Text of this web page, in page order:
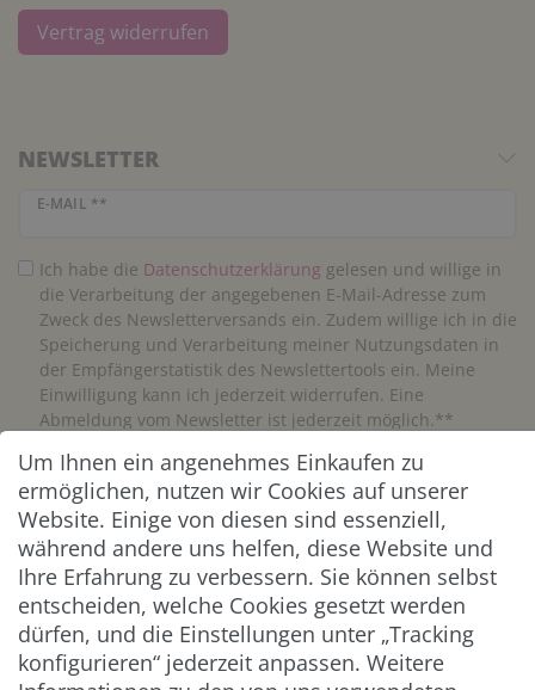
Vertrag widerrufen
NEWSLETTER
E-MAIL **
Newsletter Honig
Ich habe die Daten­schutz­erklärung gelesen und willige in
die Verarbeitung der angegebenen E-Mail-Adresse zum
Zweck des Newsletterversands ein. Zudem willige ich in die
Speicherung und Verarbeitung meiner Nutzungsdaten in
der Empfängerstatistik des Newslettertools ein. Meine
Einwilligung kann ich jederzeit widerrufen. Eine
Abmeldung vom Newsletter ist jederzeit möglich.**
Abonnieren
** Hierbei handelt es sich um ein Pflichtfeld.
ZAHLUNG & VERSAND
Um Ihnen ein angenehmes Einkaufen zu
ermöglichen, nutzen wir Cookies auf unserer
Website. Einige von diesen sind essenziell,
während andere uns helfen, diese Website und
Ihre Erfahrung zu verbessern. Sie können selbst
entscheiden, welche Cookies gesetzt werden
dürfen, und die Einstellungen unter „Tracking
konfigurieren“ jederzeit anpassen. Weitere